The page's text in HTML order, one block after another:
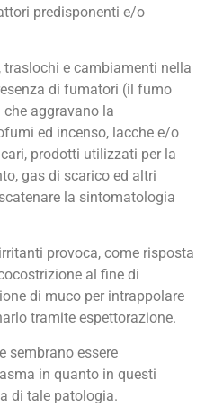
predisponenti e/o
e cambiamenti nella
di fumatori (il fumo
aggravano la
ed incenso, lacche e/o
prodotti utilizzati per la
gas di scarico ed altri
la sintomatologia
provoca, come risposta
al fine di
di muco per intrappolare
tramite espettorazione.
sembrano essere
in quanto in questi
di tale patologia.